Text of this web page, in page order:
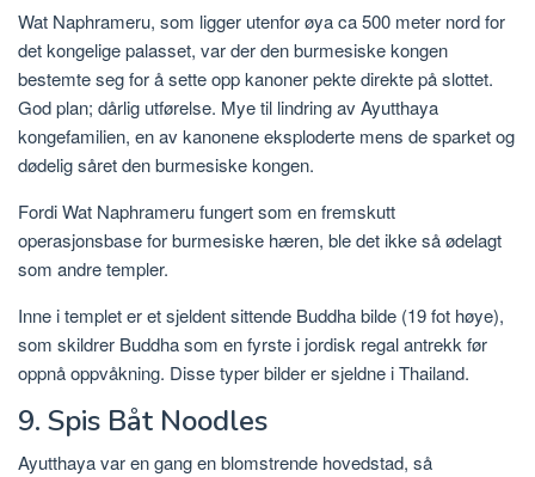
Wat Naphrameru, som ligger utenfor øya ca 500 meter nord for
det kongelige palasset, var der den burmesiske kongen
bestemte seg for å sette opp kanoner pekte direkte på slottet.
God plan; dårlig utførelse. Mye til lindring av Ayutthaya
kongefamilien, en av kanonene eksploderte mens de sparket og
dødelig såret den burmesiske kongen.
Fordi Wat Naphrameru fungert som en fremskutt
operasjonsbase for burmesiske hæren, ble det ikke så ødelagt
som andre templer.
Inne i templet er et sjeldent sittende Buddha bilde (19 fot høye),
som skildrer Buddha som en fyrste i jordisk regal antrekk før
oppnå oppvåkning. Disse typer bilder er sjeldne i Thailand.
9. Spis Båt Noodles
Ayutthaya var en gang en blomstrende hovedstad, så